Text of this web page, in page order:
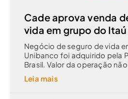
Cade aprova venda
vida em grupo do
Negócio de seguro de vida
Unibanco foi adquirido pela
Brasil. Valor da operação
Leia mais